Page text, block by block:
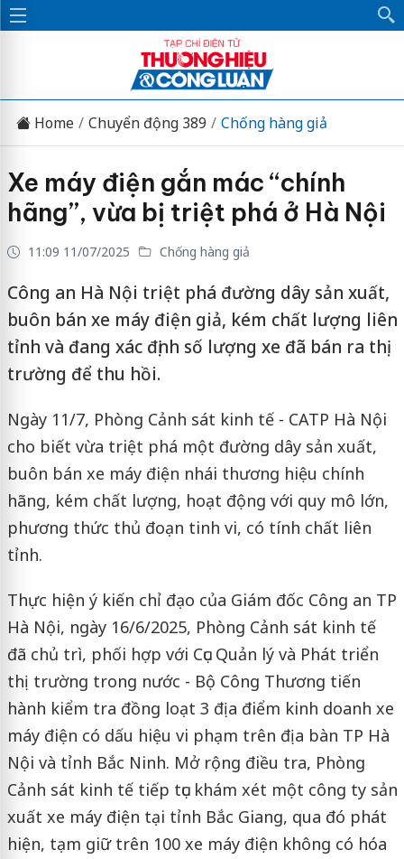
Home Chuyển động 389 Chống hàng giả
Xe máy điện gắn mác “chính
hãng”, vừa bị triệt phá ở Hà Nội
11:09 11/07/2025 Chống hàng giả
Công an Hà Nội triệt phá đường dây sản xuất,
buôn bán xe máy điện giả, kém chất lượng liên
tỉnh và đang xác định số lượng xe đã bán ra thị
trường để thu hồi.
Ngày 11/7, Phòng Cảnh sát kinh tế - CATP Hà Nội
cho biết vừa triệt phá một đường dây sản xuất,
buôn bán xe máy điện nhái thương hiệu chính
hãng, kém chất lượng, hoạt động với quy mô lớn,
phương thức thủ đoạn tinh vi, có tính chất liên
tỉnh.
Thực hiện ý kiến chỉ đạo của Giám đốc Công an TP
Hà Nội, ngày 16/6/2025, Phòng Cảnh sát kinh tế
đã chủ trì, phối hợp với Cục Quản lý và Phát triển
thị trường trong nước - Bộ Công Thương tiến
hành kiểm tra đồng loạt 3 địa điểm kinh doanh xe
máy điện có dấu hiệu vi phạm trên địa bàn TP Hà
Nội và tỉnh Bắc Ninh. Mở rộng điều tra, Phòng
Cảnh sát kinh tế tiếp tục khám xét một công ty sản
xuất xe máy điện tại tỉnh Bắc Giang, qua đó phát
hiện, tạm giữ trên 100 xe máy điện không có hóa